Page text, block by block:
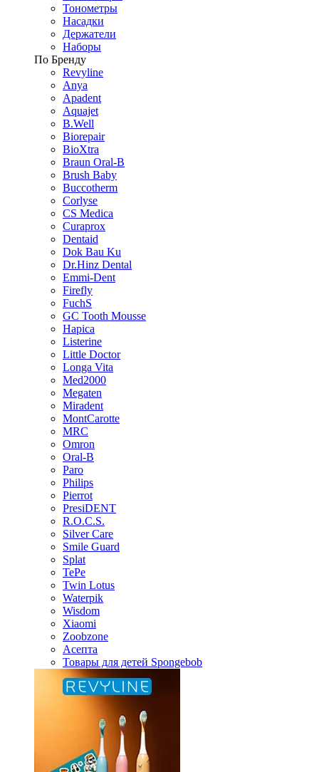
Тонометры
Насадки
Держатели
Наборы
По Бренду
Revyline
Anya
Apadent
Aquajet
B.Well
Biorepair
BioXtra
Braun Oral-B
Brush Baby
Buccotherm
Corlyse
CS Medica
Curaprox
Dentaid
Dok Bau Ku
Dr.Hinz Dental
Emmi-Dent
Firefly
FuchS
GC Tooth Mousse
Hapica
Listerine
Little Doctor
Longa Vita
Med2000
Megaten
Miradent
MontCarotte
MRC
Omron
Oral-B
Paro
Philips
Pierrot
PresiDENT
R.O.C.S.
Silver Care
Smile Guard
Splat
TePe
Twin Lotus
Waterpik
Wisdom
Xiaomi
Zoobzone
Асепта
Товары для детей Spongebob